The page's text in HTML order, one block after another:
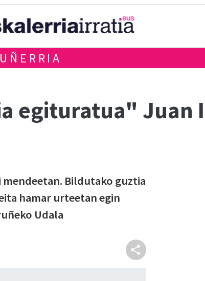
egituratua" Juan
Bildutako guztia
hamar urteetan egin
Udala